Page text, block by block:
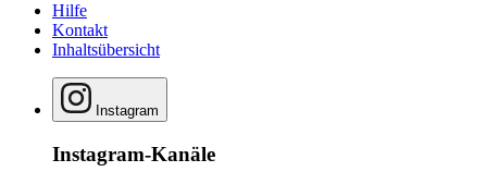
Hilfe
Kontakt
Inhaltsübersicht
Instagram
Instagram-Kanäle